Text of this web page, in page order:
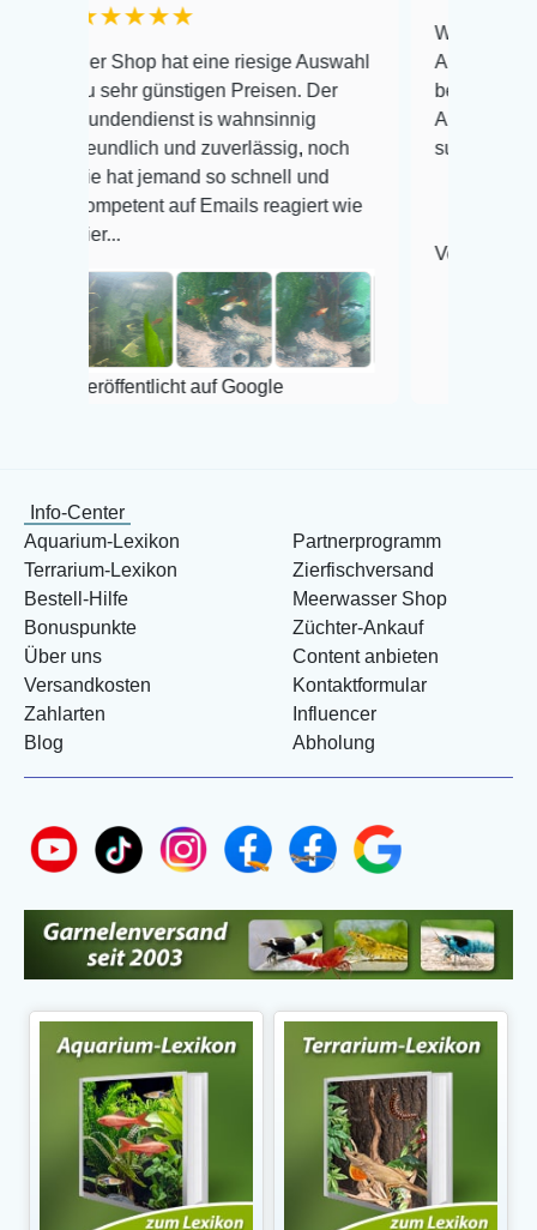
Shop hat eine riesige Auswahl
sehr günstigen Preisen. Der
is wahnsinnig
und zuverlässig, noch
hat jemand so schnell und
auf Emails reagiert wie
auf Google
Warenanlieferung
Auswahl plus
befinden der Fische
Alles ist quick
super Zustand. Gerne
Veröffentlicht auf
Info-Center
Aquarium-Lexikon
Terrarium-Lexikon
Bestell-Hilfe
Bonuspunkte
Über uns
Versandkosten
Zahlarten
Blog
Partnerprogramm
Zierfischversand
Meerwasser Shop
Züchter-Ankauf
Content anbieten
Kontaktformular
Influencer
Abholung